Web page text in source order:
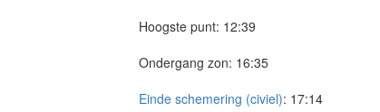
Hoogste punt: 12:39
Ondergang zon: 16:35
Einde schemering (civiel): 17:14